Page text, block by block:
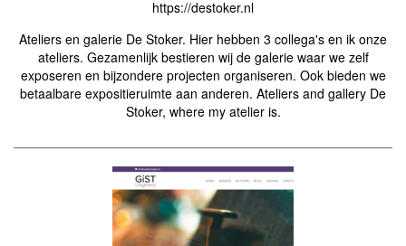
https://destoker.nl
Ateliers en galerie De Stoker. Hier hebben 3 collega's en ik onze
ateliers. Gezamenlijk bestieren wij de galerie waar we zelf
exposeren en bijzondere projecten organiseren. Ook bieden we
betaalbare expositieruimte aan anderen. Ateliers and gallery De
Stoker, where my atelier is.